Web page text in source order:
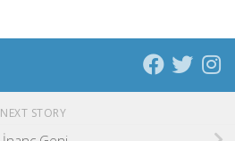
NEXT STORY